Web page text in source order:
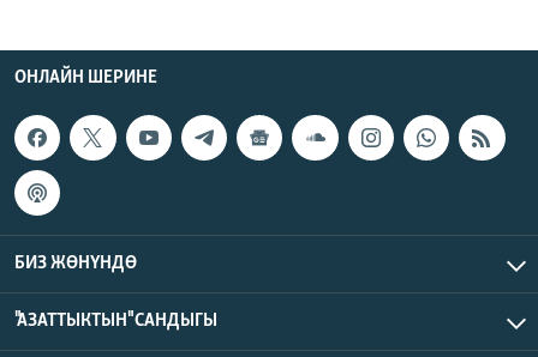
ОНЛАЙН ШЕРИНЕ
БИЗ ЖӨНҮНДӨ
"АЗАТТЫКТЫН" САНДЫГЫ